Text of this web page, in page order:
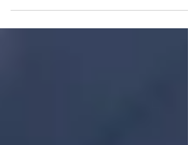
いでしょうか。水からできているのに、なぜ汚れ
を落とすことができるのでしょう。 この記事では